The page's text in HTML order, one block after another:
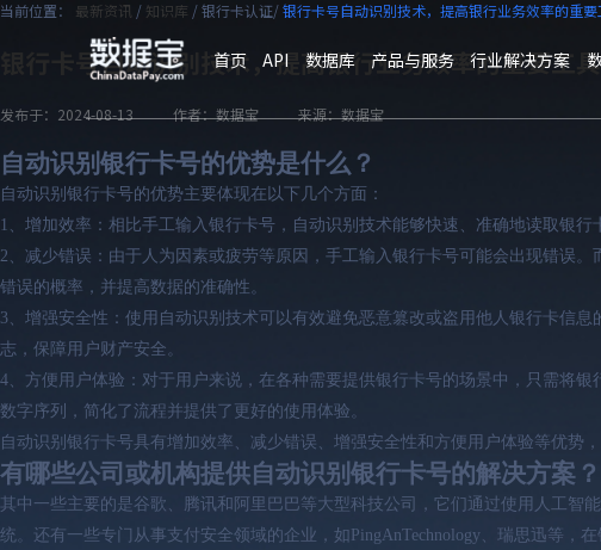
终
起
首页 API 数据库 产品与服务 行业解决方案
当前位置： 最新资讯 / 知识库 /银行卡认证/银行卡号自动识别技术，提高银行业务效率的重要
银行卡号自动识别技术，提高银行业务效率的重要工具
发布于：2024-08-13 作者：数据宝 来源：数据宝
自动识别银行卡号的优势是什么？
自动识别银行卡号的优势主要体现在以下几个方面：
1、增加效率：相比手工输入银行卡号，自动识别技术能够快速、准确地读取银行
2、减少错误：由于人为因素或疲劳等原因，手工输入银行卡号可能会出现错误
错误的概率，并提高数据的准确性。
3、增强安全性：使用自动识别技术可以有效避免恶意篡改或盗用他人银行卡信
志，保障用户财产安全。
4、方便用户体验：对于用户来说，在各种需要提供银行卡号的场景中，只需将
数字序列，简化了流程并提供了更好的使用体验。
自动识别银行卡号具有增加效率、减少错误、增强安全性和方便用户体验等优势
有哪些公司或机构提供自动识别银行卡号的解决方案？
其中一些主要的是谷歌、腾讯和阿里巴巴等大型科技公司，它们通过使用人工智
统。还有一些专门从事支付安全领域的企业，如PingAnTechnology、瑞思迅等，